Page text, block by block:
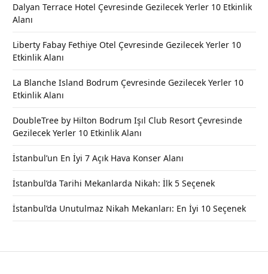
Dalyan Terrace Hotel Çevresinde Gezilecek Yerler 10 Etkinlik
Alanı
Liberty Fabay Fethiye Otel Çevresinde Gezilecek Yerler 10
Etkinlik Alanı
La Blanche Island Bodrum Çevresinde Gezilecek Yerler 10
Etkinlik Alanı
DoubleTree by Hilton Bodrum Işıl Club Resort Çevresinde
Gezilecek Yerler 10 Etkinlik Alanı
İstanbul’un En İyi 7 Açık Hava Konser Alanı
İstanbul’da Tarihi Mekanlarda Nikah: İlk 5 Seçenek
İstanbul’da Unutulmaz Nikah Mekanları: En İyi 10 Seçenek